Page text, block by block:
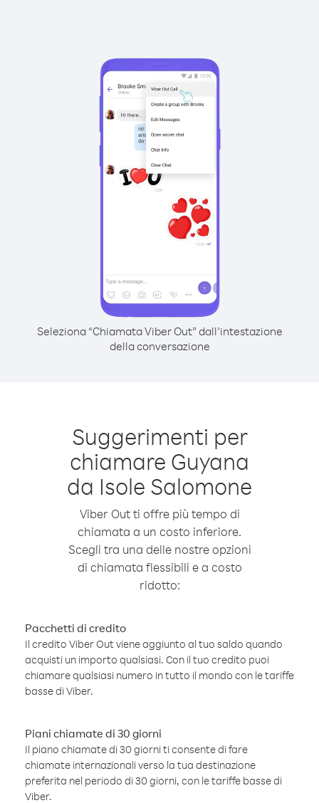
Seleziona “Chiamata Viber Out” dall’intestazione
della conversazione
Suggerimenti per
chiamare Guyana
da Isole Salomone
Viber Out ti offre più tempo di
chiamata a un costo inferiore.
Scegli tra una delle nostre opzioni
di chiamata flessibili e a costo
ridotto:
Pacchetti di credito
Il credito Viber Out viene aggiunto al tuo saldo quando
acquisti un importo qualsiasi. Con il tuo credito puoi
chiamare qualsiasi numero in tutto il mondo con le tariffe
basse di Viber.
Piani chiamate di 30 giorni
Il piano chiamate di 30 giorni ti consente di fare
chiamate internazionali verso la tua destinazione
preferita nel periodo di 30 giorni, con le tariffe basse di
Viber.